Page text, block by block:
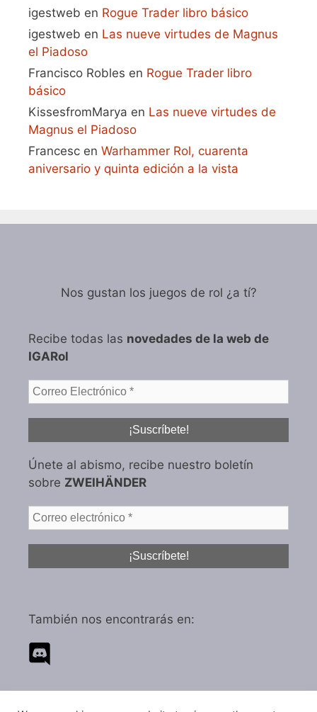
igestweb en Rogue Trader libro básico
igestweb en Las nueve virtudes de Magnus
el Piadoso
Francisco Robles en Rogue Trader libro
básico
KissesfromMarya en Las nueve virtudes de
Magnus el Piadoso
Francesc en Warhammer Rol, cuarenta
aniversario y quinta edición a la vista
Nos gustan los juegos de rol ¿a tí?
Recibe todas las novedades de la web de
IGARol
Únete al abismo, recibe nuestro boletín
sobre ZWEIHÄNDER
También nos encontrarás en: